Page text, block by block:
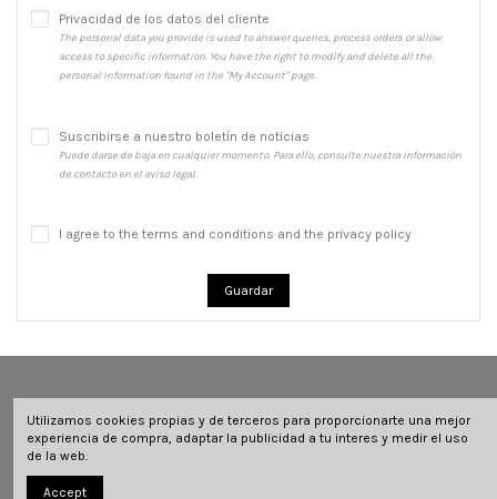
Privacidad de los datos del cliente
The personal data you provide is used to answer queries, process orders or allow
access to specific information. You have the right to modify and delete all the
personal information found in the "My Account" page.
Suscribirse a nuestro boletín de noticias
Puede darse de baja en cualquier momento. Para ello, consulte nuestra información
de contacto en el aviso legal.
I agree to the terms and conditions and the privacy policy
Guardar
Categorias
Contacto
Utilizamos cookies propias y de terceros para proporcionarte una mejor
experiencia de compra, adaptar la publicidad a tu interes y medir el uso
de la web.
Accept